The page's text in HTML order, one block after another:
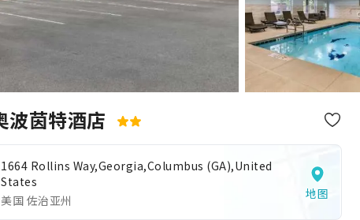
波茵特酒店
1664 Rollins Way,Georgia,Columbus (GA),United
States
美国 佐治亚州
地图